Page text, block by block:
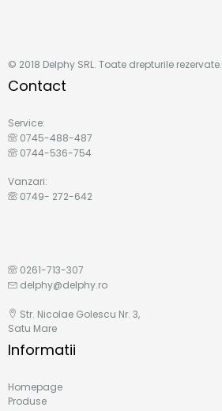
© 2018 Delphy SRL. Toate drepturile rezervate.
Contact
Service:
0745-488-487
0744-536-754
Vanzari:
0749- 272-642
0261-713-307
delphy@delphy.ro
Str. Nicolae Golescu Nr. 3,
Satu Mare
Informatii
Homepage
Produse